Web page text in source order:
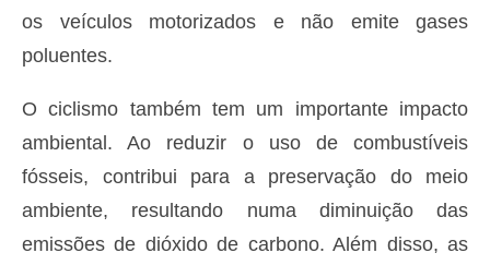
os veículos motorizados e não emite gases
poluentes.
O ciclismo também tem um importante impacto
ambiental. Ao reduzir o uso de combustíveis
fósseis, contribui para a preservação do meio
ambiente, resultando numa diminuição das
emissões de dióxido de carbono. Além disso, as